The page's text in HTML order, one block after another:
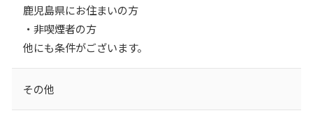
鹿児島県にお住まいの方
・非喫煙者の方
他にも条件がございます。
その他